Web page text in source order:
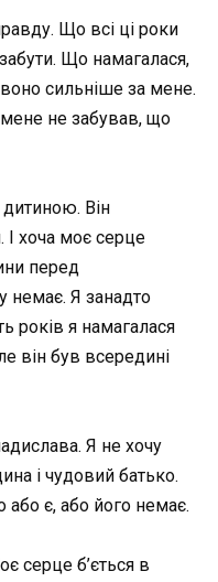
Що всі ці роки
Що намагалася,
сильніше за мене.
не забував, що
Він
хоча моє серце
перед
немає. Я занадто
років я намагалася
він був всередині
Я не хочу
і чудовий батько.
є, або його немає.
серце б’ється в